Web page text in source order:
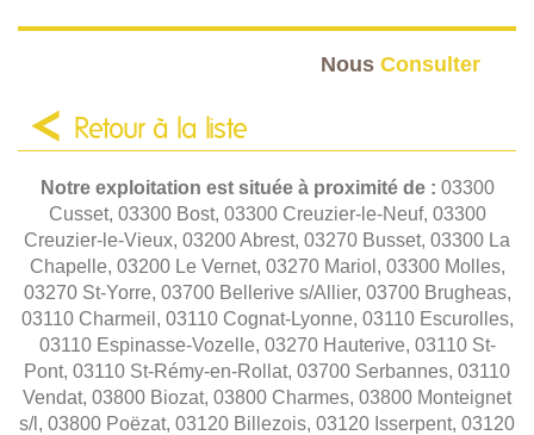
Nous Consulter
Retour à la liste
Notre exploitation est située à proximité de : 03300
Cusset, 03300 Bost, 03300 Creuzier-le-Neuf, 03300
Creuzier-le-Vieux, 03200 Abrest, 03270 Busset, 03300 La
Chapelle, 03200 Le Vernet, 03270 Mariol, 03300 Molles,
03270 St-Yorre, 03700 Bellerive s/Allier, 03700 Brugheas,
03110 Charmeil, 03110 Cognat-Lyonne, 03110 Escurolles,
03110 Espinasse-Vozelle, 03270 Hauterive, 03110 St-
Pont, 03110 St-Rémy-en-Rollat, 03700 Serbannes, 03110
Vendat, 03800 Biozat, 03800 Charmes, 03800 Monteignet
s/l, 03800 Poëzat, 03120 Billezois, 03120 Isserpent, 03120